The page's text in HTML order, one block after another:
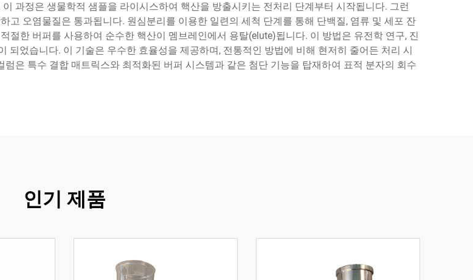
과정은 생물학적 샘플을 라이시스하여 핵산을 방출시키는 전처리 단계부터 시작됩니다. 그런
고 오염물질은 통과됩니다. 원심분리를 이용한 일련의 세척 단계를 통해 단백질, 염류 및 세포 잔
절한 버퍼를 사용하여 순수한 핵산이 멤브레인에서 용탈(elute)됩니다. 이 방법은 유전학 연구, 진
되었습니다. 이 기술은 우수한 효율성을 제공하며, 전통적인 방법에 비해 현저히 줄어든 처리 시
은 특수 결합 매트릭스와 최적화된 버퍼 시스템과 같은 첨단 기능을 탑재하여 표적 분자의 회수
인기 제품